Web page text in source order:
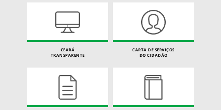
CEARÁ
TRANSPARENTE
CARTA DE SERVIÇOS
DO CIDADÃO